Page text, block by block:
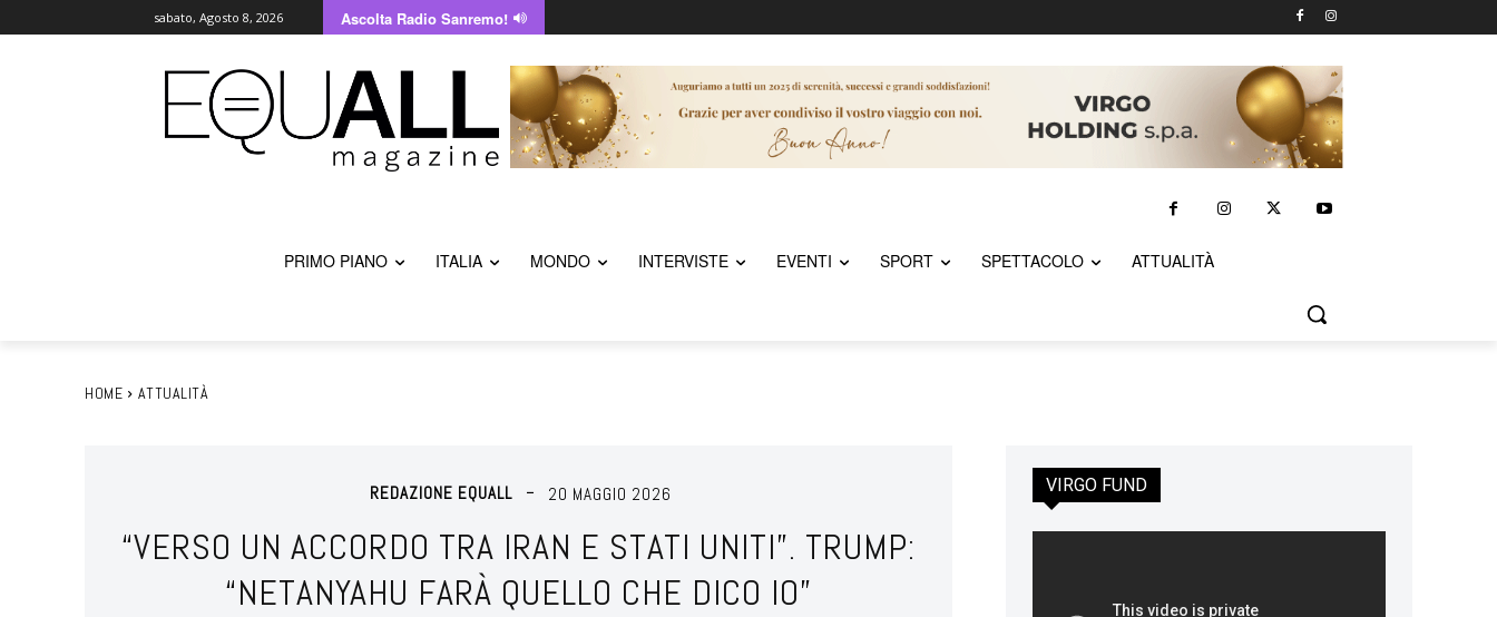
sabato, Agosto 8, 2026 Ascolta Radio Sanremo!
PRIMO PIANO ITALIA MONDO INTERVISTE EVENTI SPORT SPETTACOLO ATTUALITÀ
HOME ATTUALITÀ
REDAZIONE EQUALL 20 MAGGIO 2026
“VERSO UN ACCORDO TRA IRAN E STATI UNITI”. TRUMP:
“NETANYAHU FARÀ QUELLO CHE DICO IO”
VIRGO FUND